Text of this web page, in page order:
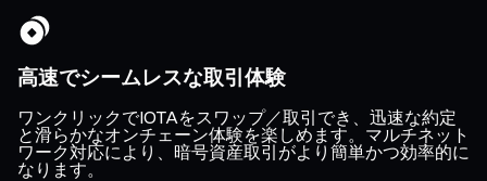
高速でシームレスな取引体験
ワンクリックでIOTAをスワップ／取引でき、迅速な約定
と滑らかなオンチェーン体験を楽しめます。マルチネット
ワーク対応により、暗号資産取引がより簡単かつ効率的に
なります。